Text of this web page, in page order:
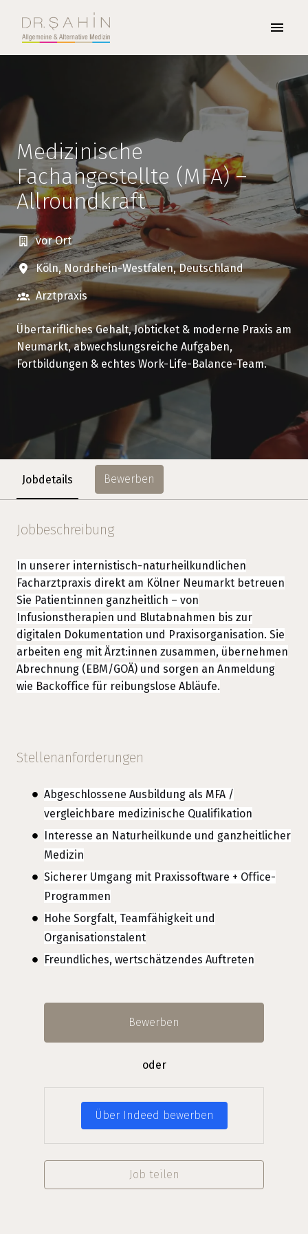
Inhalt
springen
Startseite
Medizinische
Fachangestellte (MFA) –
Allroundkraft
vor Ort
Köln, Nordrhein-Westfalen, Deutschland
Arztpraxis
Übertarifliches Gehalt, Jobticket & moderne Praxis am
Neumarkt, abwechslungsreiche Aufgaben,
Fortbildungen & echtes Work-Life-Balance-Team.
Jobdetails Bewerben
Jobbeschreibung
In unserer internistisch-naturheilkundlichen
Facharztpraxis direkt am Kölner Neumarkt betreuen
Sie Patient:innen ganzheitlich – von
Infusionstherapien und Blutabnahmen bis zur
digitalen Dokumentation und Praxisorganisation. Sie
arbeiten eng mit Ärzt:innen zusammen, übernehmen
Abrechnung (EBM/GOÄ) und sorgen an Anmeldung
wie Backoffice für reibungslose Abläufe.
Stellenanforderungen
Abgeschlossene Ausbildung als MFA /
vergleichbare medizinische Qualifikation
Interesse an Naturheilkunde und ganzheitlicher
Medizin
Sicherer Umgang mit Praxissoftware + Office-
Programmen
Hohe Sorgfalt, Teamfähigkeit und
Organisationstalent
Freundliches, wertschätzendes Auftreten
Bewerben
oder
Über Indeed bewerben
Job teilen